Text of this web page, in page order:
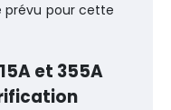
prévu pour cette
et 355A